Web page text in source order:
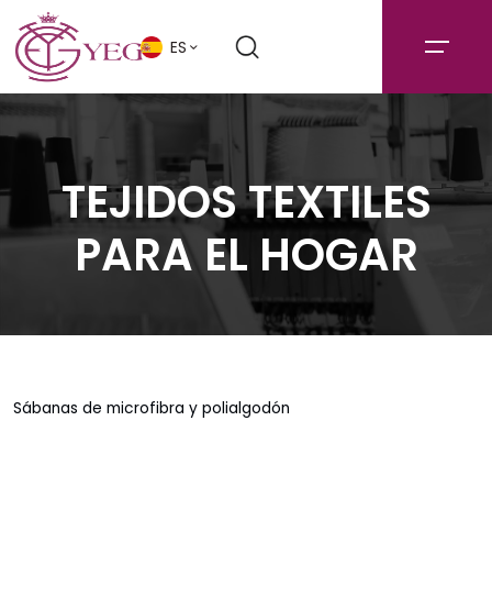
ES
TEJIDOS TEXTILES
PARA EL HOGAR
Sábanas de microfibra y polialgodón